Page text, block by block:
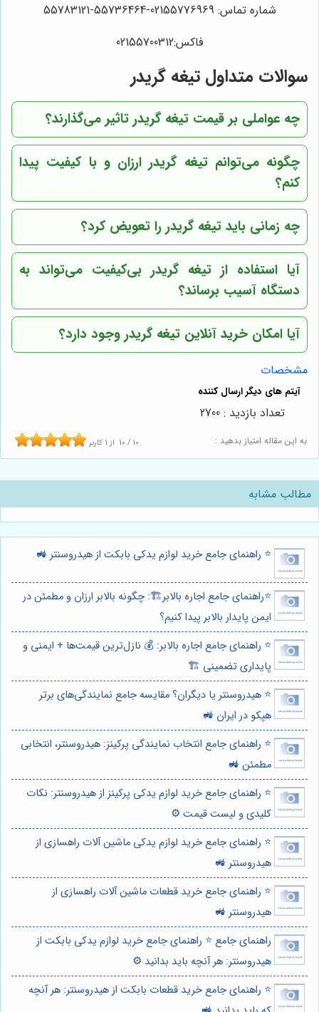
شماره تماس: 02155776969-55736464-55783121
فاکس:02155700312
سوالات متداول تیغه گریدر
چه عواملی بر قیمت تیغه گریدر تاثیر می‌گذارند؟
چگونه می‌توانم تیغه گریدر ارزان و با کیفیت پیدا
کنم؟
چه زمانی باید تیغه گریدر را تعویض کرد؟
آیا استفاده از تیغه گریدر بی‌کیفیت می‌تواند به
دستگاه آسیب برساند؟
آیا امکان خرید آنلاین تیغه گریدر وجود دارد؟
مشخصات
به این مقاله امتیاز بدهید : 10 / 10 از1 کاربر
تعداد بازدید : 2700
مطالب مشابه
⭐️ راهنمای جامع خرید لوازم یدکی بابکت از هیدروسنتر 🚜
⭐️راهنمای جامع اجاره بالابر🏗️: چگونه بالابر ارزان و مطمئن در
ایمن پایدار بالابر پیدا کنیم؟
⭐️ راهنمای جامع اجاره بالابر: 💰 نازل‌ترین قیمت‌ها + ایمنی و
پایداری تضمینی 🏗️
⭐️ هیدروسنتر یا دیگران؟ مقایسه جامع نمایندگی‌های برتر
هپکو در ایران 🚜
⭐️ راهنمای جامع انتخاب نمایندگی پرکینز: هیدروسنتر، انتخابی
مطمئن 🚜
⭐️ راهنمای جامع خرید لوازم یدکی پرکینز از هیدروسنتر: نکات
کلیدی و لیست قیمت ⚙️
⭐️ راهنمای جامع خرید لوازم یدکی ماشین آلات راهسازی از
هیدروسنتر 🚜
⭐️ راهنمای جامع خرید قطعات ماشین آلات راهسازی از
هیدروسنتر 🚜
راهنمای جامع ⭐️ راهنمای جامع خرید لوازم یدکی بابکت از
هیدروسنتر: هر آنچه باید بدانید ⚙️
⭐️ راهنمای جامع خرید قطعات بابکت از هیدروسنتر: هر آنچه